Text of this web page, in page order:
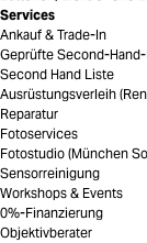
Services
Ankauf & Trade-In
Geprüfte Second-
Second Hand Liste
Ausrüstungsverleih
Reparatur
Fotoservices
Fotostudio (München
Sensorreinigung
Workshops & Events
0%-Finanzierung
Objektivberater